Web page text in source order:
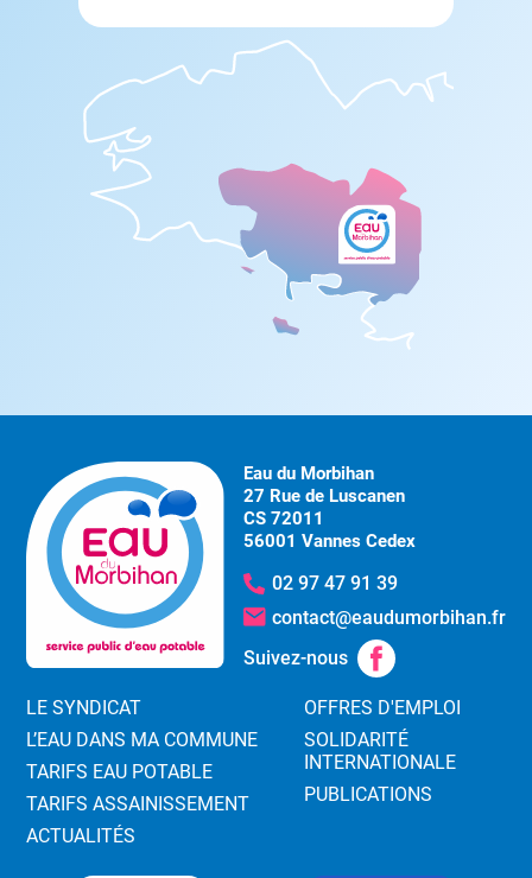
Eau du Morbihan
27 Rue de Luscanen
CS 72011
56001 Vannes Cedex
02 97 47 91 39
contact@eaudumorbihan.fr
Suivez-nous
LE SYNDICAT
L’EAU DANS MA COMMUNE
TARIFS EAU POTABLE
TARIFS ASSAINISSEMENT
ACTUALITÉS
OFFRES D'EMPLOI
SOLIDARITÉ
INTERNATIONALE
PUBLICATIONS